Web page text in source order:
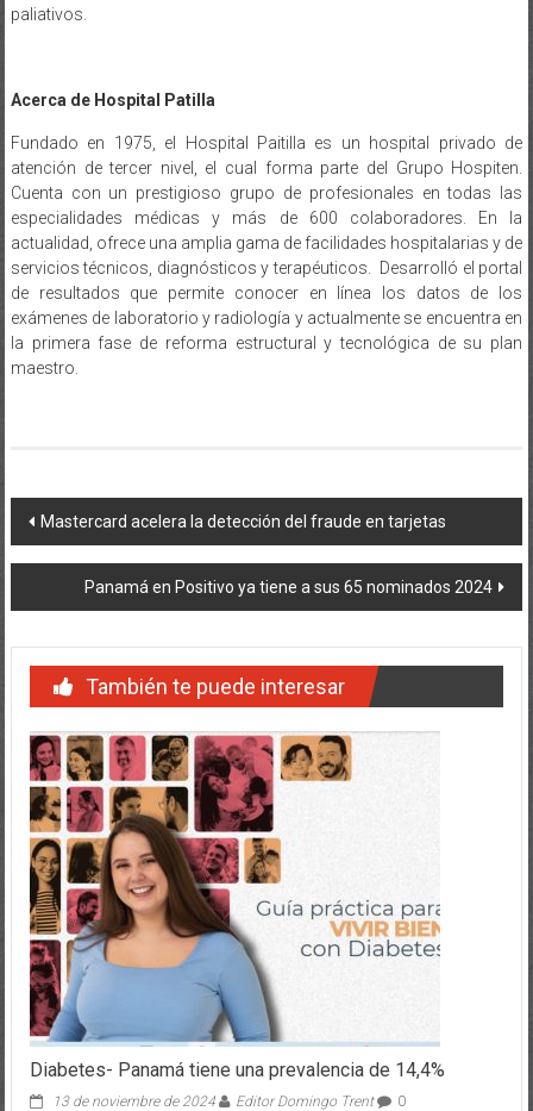
paliativos.
Acerca de Hospital Patilla
Fundado en 1975, el Hospital Paitilla es un hospital privado de
atención de tercer nivel, el cual forma parte del Grupo Hospiten.
Cuenta con un prestigioso grupo de profesionales en todas las
especialidades médicas y más de 600 colaboradores. En la
actualidad, ofrece una amplia gama de facilidades hospitalarias y de
servicios técnicos, diagnósticos y terapéuticos. Desarrolló el portal
de resultados que permite conocer en línea los datos de los
exámenes de laboratorio y radiología y actualmente se encuentra en
la primera fase de reforma estructural y tecnológica de su plan
maestro.
Navegación
de
entradas
Mastercard acelera la detección del fraude en tarjetas
Panamá en Positivo ya tiene a sus 65 nominados 2024
También te puede interesar
Diabetes- Panamá tiene una prevalencia de 14,4%
13 de noviembre de 2024 Editor Domingo Trent 0